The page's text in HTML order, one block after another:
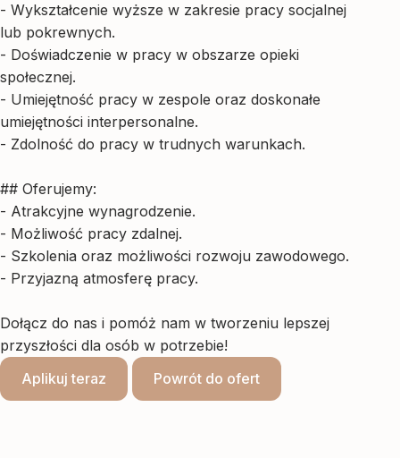
- Wykształcenie wyższe w zakresie pracy socjalnej
lub pokrewnych.
- Doświadczenie w pracy w obszarze opieki
społecznej.
- Umiejętność pracy w zespole oraz doskonałe
umiejętności interpersonalne.
- Zdolność do pracy w trudnych warunkach.
## Oferujemy:
- Atrakcyjne wynagrodzenie.
- Możliwość pracy zdalnej.
- Szkolenia oraz możliwości rozwoju zawodowego.
- Przyjazną atmosferę pracy.
Dołącz do nas i pomóż nam w tworzeniu lepszej
przyszłości dla osób w potrzebie!
Aplikuj teraz
Powrót do ofert